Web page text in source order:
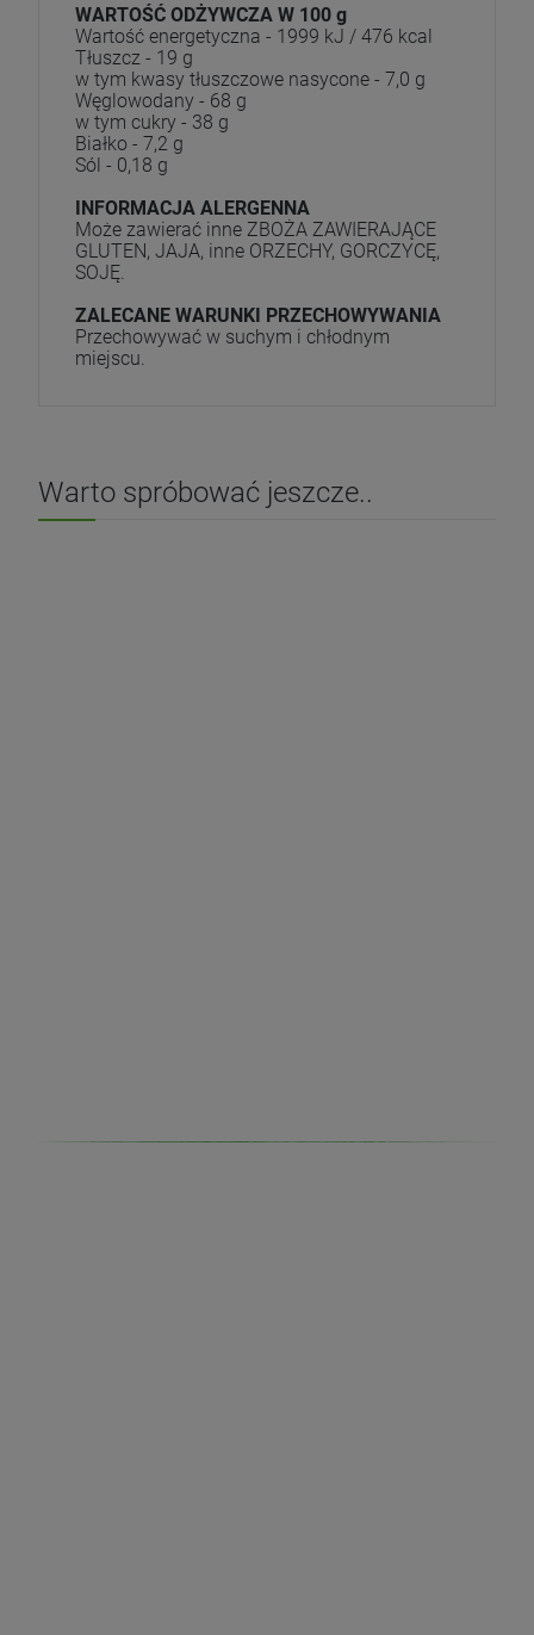
WARTOŚĆ ODŻYWCZA W 100 g
Wartość energetyczna - 1999 kJ / 476 kcal
Tłuszcz - 19 g
w tym kwasy tłuszczowe nasycone - 7,0 g
Węglowodany - 68 g
w tym cukry - 38 g
Białko - 7,2 g
Sól - 0,18 g
INFORMACJA ALERGENNA
Może zawierać inne ZBOŻA ZAWIERAJĄCE
GLUTEN, JAJA, inne ORZECHY, GORCZYCĘ,
SOJĘ.
ZALECANE WARUNKI PRZECHOWYWANIA
Przechowywać w suchym i chłodnym
miejscu.
Warto spróbować jeszcze..